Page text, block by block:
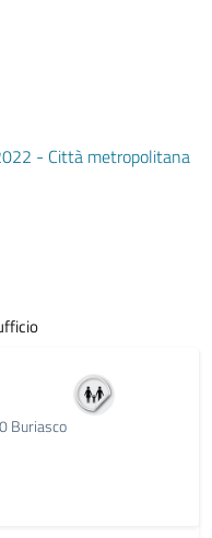
- Città metropolitana
Buriasco